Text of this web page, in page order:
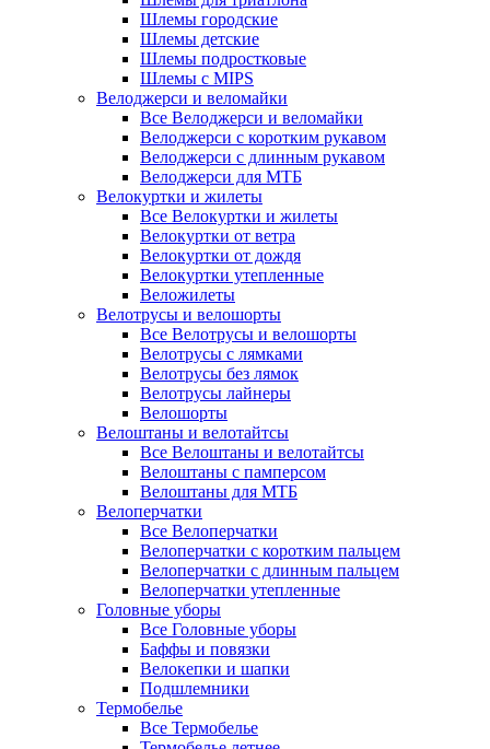
Шлемы городские
Шлемы детские
Шлемы подростковые
Шлемы с MIPS
Велоджерси и веломайки
Все Велоджерси и веломайки
Велоджерси с коротким рукавом
Велоджерси с длинным рукавом
Велоджерси для МТБ
Велокуртки и жилеты
Все Велокуртки и жилеты
Велокуртки от ветра
Велокуртки от дождя
Велокуртки утепленные
Веложилеты
Велотрусы и велошорты
Все Велотрусы и велошорты
Велотрусы с лямками
Велотрусы без лямок
Велотрусы лайнеры
Велошорты
Велоштаны и велотайтсы
Все Велоштаны и велотайтсы
Велоштаны с памперсом
Велоштаны для МТБ
Велоперчатки
Все Велоперчатки
Велоперчатки с коротким пальцем
Велоперчатки с длинным пальцем
Велоперчатки утепленные
Головные уборы
Все Головные уборы
Баффы и повязки
Велокепки и шапки
Подшлемники
Термобелье
Все Термобелье